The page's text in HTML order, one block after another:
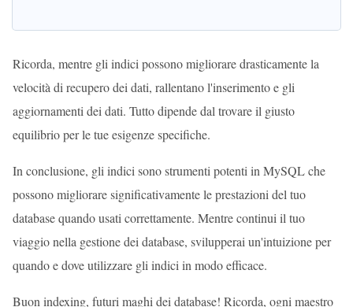
Ricorda, mentre gli indici possono migliorare drasticamente la
velocità di recupero dei dati, rallentano l'inserimento e gli
aggiornamenti dei dati. Tutto dipende dal trovare il giusto
equilibrio per le tue esigenze specifiche.
In conclusione, gli indici sono strumenti potenti in MySQL che
possono migliorare significativamente le prestazioni del tuo
database quando usati correttamente. Mentre continui il tuo
viaggio nella gestione dei database, svilupperai un'intuizione per
quando e dove utilizzare gli indici in modo efficace.
Buon indexing, futuri maghi dei database! Ricorda, ogni maestro